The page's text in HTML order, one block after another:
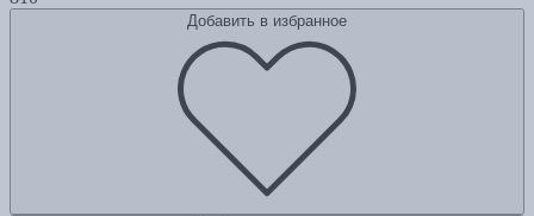
Добавить в избранное